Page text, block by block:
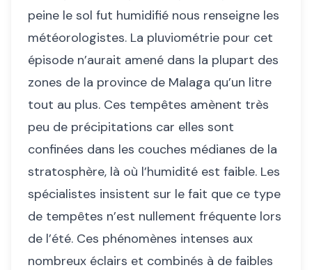
peine le sol fut humidifié nous renseigne les
météorologistes. La pluviométrie pour cet
épisode n’aurait amené dans la plupart des
zones de la province de Malaga qu’un litre
tout au plus. Ces tempêtes amènent très
peu de précipitations car elles sont
confinées dans les couches médianes de la
stratosphère, là où l’humidité est faible. Les
spécialistes insistent sur le fait que ce type
de tempêtes n’est nullement fréquente lors
de l’été. Ces phénomènes intenses aux
nombreux éclairs et combinés à de faibles